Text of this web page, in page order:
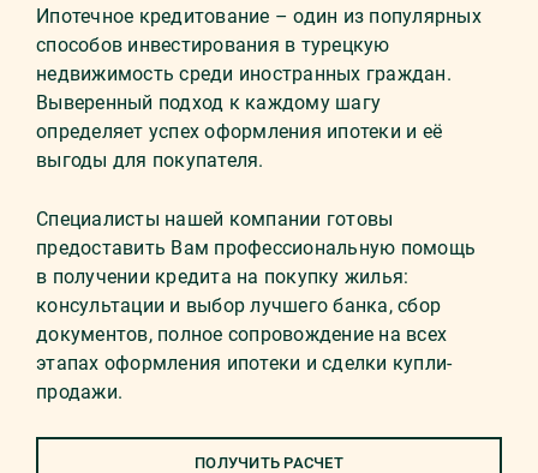
Ипотечное кредитование – один из популярных
способов инвестирования в турецкую
недвижимость среди иностранных граждан.
Выверенный подход к каждому шагу
определяет успех оформления ипотеки и её
выгоды для покупателя.
Специалисты нашей компании готовы
предоставить Вам профессиональную помощь
в получении кредита на покупку жилья:
консультации и выбор лучшего банка, сбор
документов, полное сопровождение на всех
этапах оформления ипотеки и сделки купли-
продажи.
ПОЛУЧИТЬ РАСЧЕТ